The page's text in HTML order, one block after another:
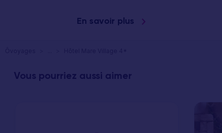
En savoir plus
Vous pourriez aussi aimer